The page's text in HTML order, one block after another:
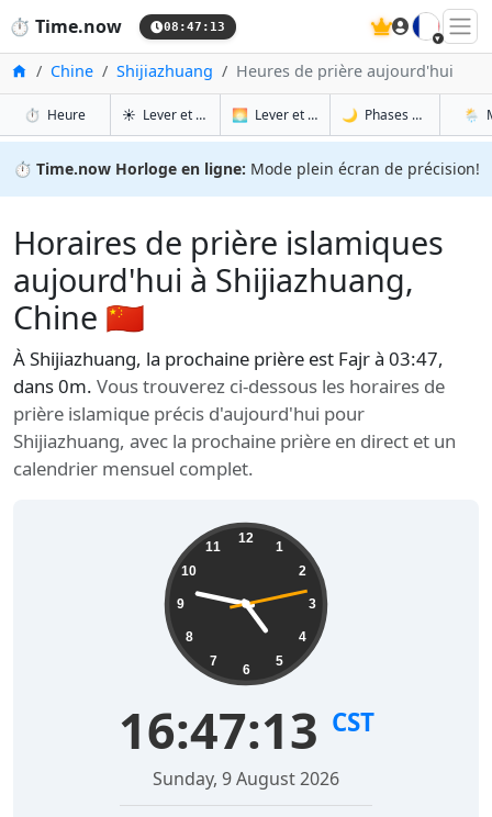
⏱️ Time.now 08:47:14 🇫🇷
Accueil
Chine Shijiazhuang Heures de prière aujourd'hui
⏱️ Heureà Shijiazhuang
☀️ Lever et coucher du soleil à Shijiazhuang
🌅 Lever et coucher du soleil demain à
🌙 Phases de la Lune à
🌦️
⏱️ Time.now Horloge en ligne: Mode plein écran de précision!
Horaires de prière islamiques
aujourd'hui à Shijiazhuang,
Chine 🇨🇳
À Shijiazhuang, la prochaine prière est Fajr à 03:47,
dans 0m. Vous trouverez ci-dessous les horaires de
prière islamique précis d'aujourd'hui pour
Shijiazhuang, avec la prochaine prière en direct et un
calendrier mensuel complet.
12
1
2
3
4
5
6
7
8
9
10
11
16:47:14 CST
Sunday, 9 August 2026